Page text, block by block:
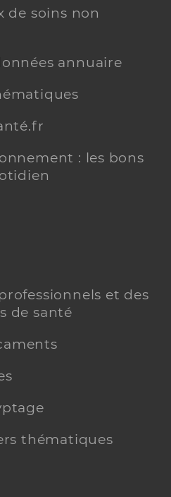
de soins non
annuaire
: les bons
et des
de santé
thématiques